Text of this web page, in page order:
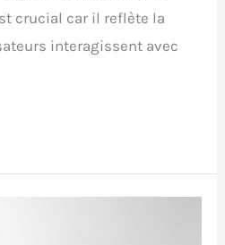
crucial car il reflète la
interagissent avec